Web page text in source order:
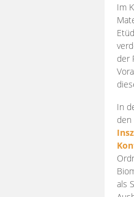
Im
der
In
den
als